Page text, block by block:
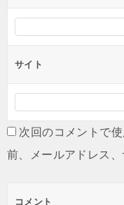
サイト
次回のコメントで
前、メールアドレス、
コメント